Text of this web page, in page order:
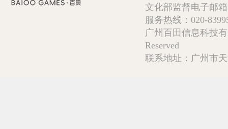
文化部监督电子邮
服务热线：020-
广州百田信息科技
Reserved
联系地址：广州市